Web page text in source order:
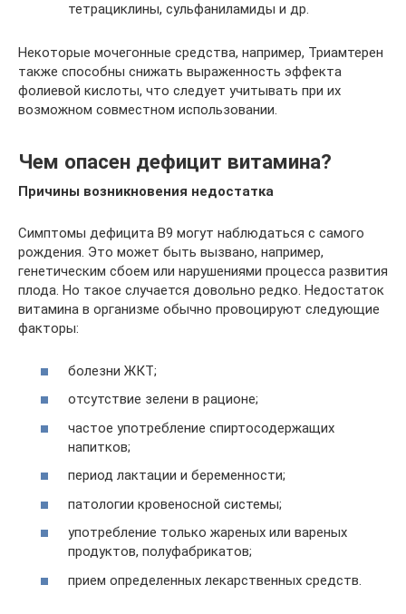
тетрациклины, сульфаниламиды и др.
Некоторые мочегонные средства, например, Триамтерен
также способны снижать выраженность эффекта
фолиевой кислоты, что следует учитывать при их
возможном совместном использовании.
Чем опасен дефицит витамина?
Причины возникновения недостатка
Симптомы дефицита B9 могут наблюдаться с самого
рождения. Это может быть вызвано, например,
генетическим сбоем или нарушениями процесса развития
плода. Но такое случается довольно редко. Недостаток
витамина в организме обычно провоцируют следующие
факторы:
болезни ЖКТ;
отсутствие зелени в рационе;
частое употребление спиртосодержащих
напитков;
период лактации и беременности;
патологии кровеносной системы;
употребление только жареных или вареных
продуктов, полуфабрикатов;
прием определенных лекарственных средств.